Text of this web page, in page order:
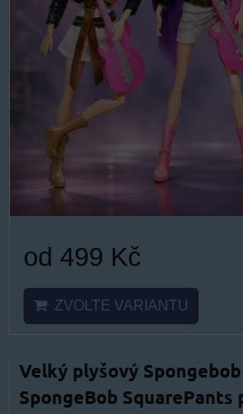
od 499 Kč
ZVOLTE VARIANTU
Velký plyšový
SpongeBob SquarePants